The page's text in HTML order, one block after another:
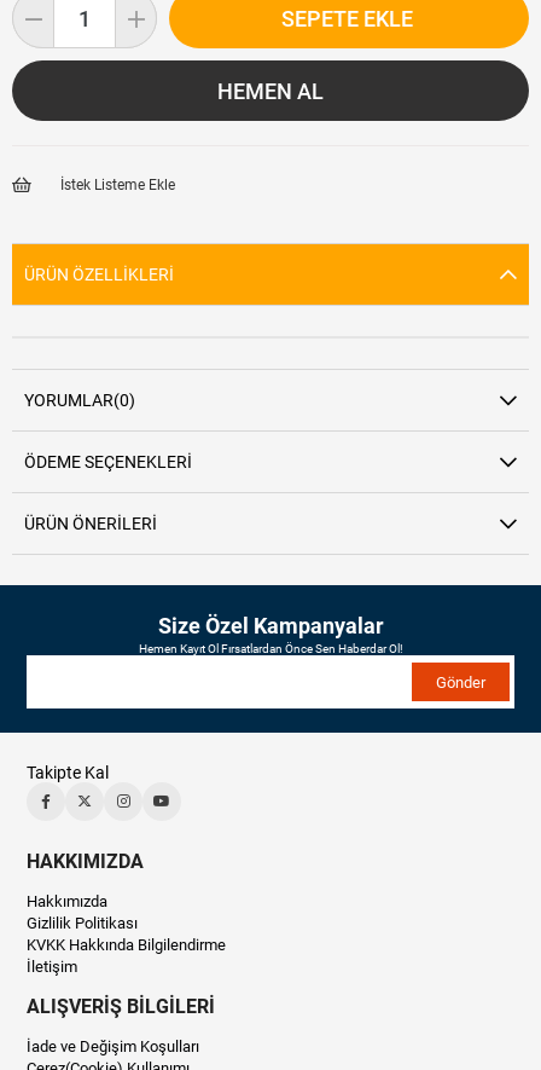
İstek Listeme Ekle
ÜRÜN ÖZELLIKLERI
YORUMLAR(0)
ÖDEME SEÇENEKLERI
ÜRÜN ÖNERILERI
Size Özel Kampanyalar
Hemen Kayıt Ol Fırsatlardan Önce Sen Haberdar Ol!
Gönder
Takipte Kal
HAKKIMIZDA
Hakkımızda
Gizlilik Politikası
KVKK Hakkında Bilgilendirme
İletişim
ALIŞVERİŞ BİLGİLERİ
İade ve Değişim Koşulları